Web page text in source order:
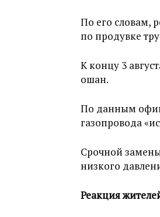
По его словам,
по продувке
К концу 3
ошан.
По данным
газопровода
Срочной
низкого
Реакция